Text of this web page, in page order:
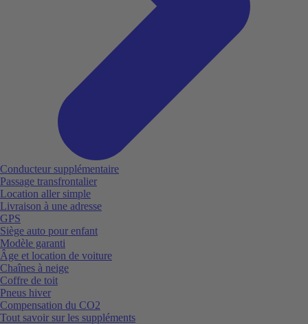
Conducteur supplémentaire
Passage transfrontalier
Location aller simple
Livraison à une adresse
GPS
Siège auto pour enfant
Modèle garanti
Âge et location de voiture
Chaînes à neige
Coffre de toit
Pneus hiver
Compensation du CO2
Tout savoir sur les suppléments